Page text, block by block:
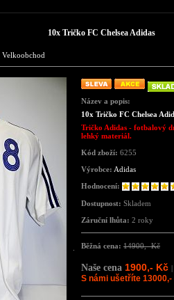
10x Tričko FC Chelsea Adidas
Velkoobchod
Název a popis:
10x Tričko FC Chelsea
Tričko Adidas - fotbalový
lehký materiál.
Kód zboží: 6255
Výrobce: Adidas
Hodnocení:
Dostupnost: Skladem
Záruční lhůta: 2 roky
Běžná cena: 14900,- Kč
Naše cena 1900,- Kč
S námi ušetříte 13000,-